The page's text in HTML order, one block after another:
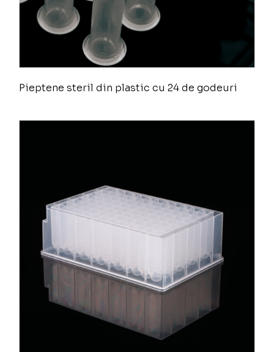
Pieptene steril din plastic cu 24 de godeuri